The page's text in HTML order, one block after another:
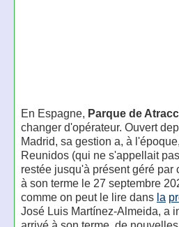
En Espagne, Parque de
changer d'opérateur. Ouvert
Madrid, sa gestion a, à
Reunidos (qui ne s'appellait
restée jusqu'à présent géré par
à son terme le 27 septembre
comme on peut le lire dans la
José Luis Martínez-Almeida, a